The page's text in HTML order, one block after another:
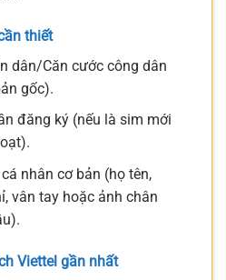
thiết
dân/Căn cước công dân
gốc).
đăng ký (nếu là sim mới
nhân cơ bản (họ tên,
vân tay hoặc ảnh chân
Viettel gần nhất